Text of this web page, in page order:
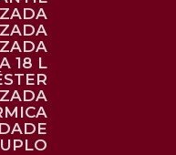
18 L